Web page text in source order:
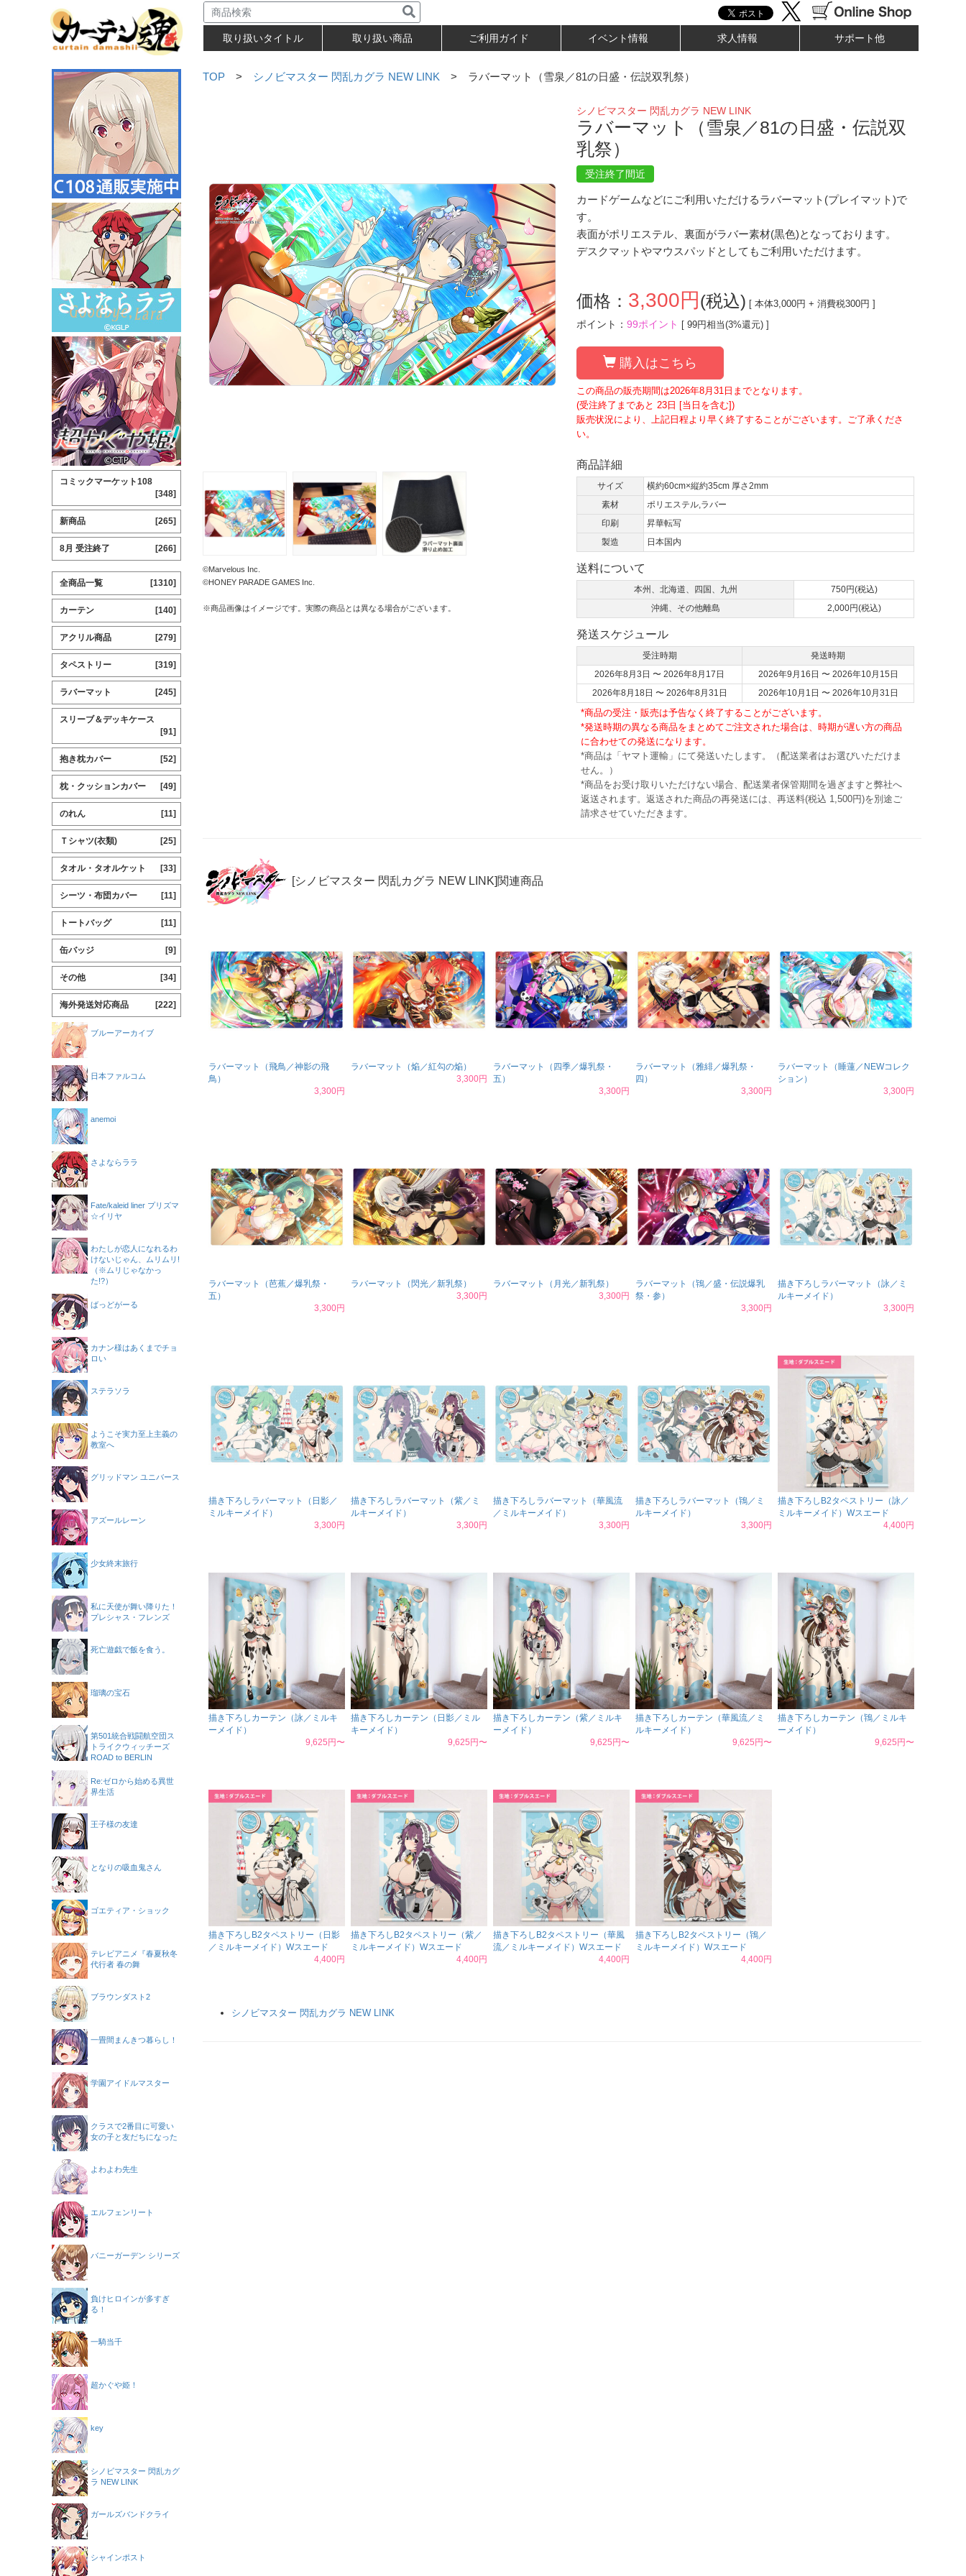
取り扱いタイトル 取り扱い商品 ご利用ガイド イベント情報 求人情報 サポート他
TOP > シノビマスター 閃乱カグラ NEW LINK > ラバーマット（雪泉／81の日盛・伝説双乳祭）
©Marvelous Inc.
©HONEY PARADE GAMES Inc.
※商品画像はイメージです。実際の商品とは異なる場合がございます。
シノビマスター 閃乱カグラ NEW LINK
ラバーマット（雪泉／81の日盛・伝説双
乳祭）
受注終了間近
カードゲームなどにご利用いただけるラバーマット(プレイマット)で
す。
表面がポリエステル、裏面がラバー素材(黒色)となっております。
デスクマットやマウスパッドとしてもご利用いただけます。
価格： 3,300円 (税込) [ 本体3,000円 + 消費税300円 ]
ポイント： 99ポイント [ 99円相当(3%還元) ]
購入はこちら
この商品の販売期間は2026年8月31日までとなります。
(受注終了まであと 23日 [当日を含む])
販売状況により、上記日程より早く終了することがございます。ご了承くださ
い。
商品詳細
サイズ
横約60cm×縦約35cm 厚さ2mm
素材
ポリエステル,ラバー
印刷
昇華転写
製造
日本国内
送料について
本州、北海道、四国、九州
750円(税込)
沖縄、その他離島
2,000円(税込)
発送スケジュール
受注時期
発送時期
2026年8月3日 〜 2026年8月17日
2026年9月16日 〜 2026年10月15日
2026年8月18日 〜 2026年8月31日
2026年10月1日 〜 2026年10月31日
*商品の受注・販売は予告なく終了することがございます。
*発送時期の異なる商品をまとめてご注文された場合は、時期が遅い方の商品
に合わせての発送になります。
*商品は「ヤマト運輸」にて発送いたします。（配送業者はお選びいただけま
せん。）
*商品をお受け取りいただけない場合、配送業者保管期間を過ぎますと弊社へ
返送されます。返送された商品の再発送には、再送料(税込 1,500円)を別途ご
請求させていただきます。
[シノビマスター 閃乱カグラ NEW LINK]関連商品
ラバーマット（飛鳥／神影の飛
鳥）
3,300円
ラバーマット（焔／紅勾の焔）
3,300円
ラバーマット（四季／爆乳祭・
五）
3,300円
ラバーマット（雅緋／爆乳祭・
四）
3,300円
ラバーマット（睡蓮／NEWコレク
ション）
3,300円
ラバーマット（芭蕉／爆乳祭・
五）
3,300円
ラバーマット（閃光／新乳祭）
3,300円
ラバーマット（月光／新乳祭）
3,300円
ラバーマット（鴇／盛・伝説爆乳
祭・参）
3,300円
描き下ろしラバーマット（詠／ミ
ルキーメイド）
3,300円
描き下ろしラバーマット（日影／
ミルキーメイド）
3,300円
描き下ろしラバーマット（紫／ミ
ルキーメイド）
3,300円
描き下ろしラバーマット（華風流
／ミルキーメイド）
3,300円
描き下ろしラバーマット（鴇／ミ
ルキーメイド）
3,300円
描き下ろしB2タペストリー（詠／
ミルキーメイド）Wスエード
4,400円
描き下ろしカーテン（詠／ミルキ
ーメイド）
9,625円〜
描き下ろしカーテン（日影／ミル
キーメイド）
9,625円〜
描き下ろしカーテン（紫／ミルキ
ーメイド）
9,625円〜
描き下ろしカーテン（華風流／ミ
ルキーメイド）
9,625円〜
描き下ろしカーテン（鴇／ミルキ
ーメイド）
9,625円〜
描き下ろしB2タペストリー（日影
／ミルキーメイド）Wスエード
4,400円
描き下ろしB2タペストリー（紫／
ミルキーメイド）Wスエード
4,400円
描き下ろしB2タペストリー（華風
流／ミルキーメイド）Wスエード
4,400円
描き下ろしB2タペストリー（鴇／
ミルキーメイド）Wスエード
4,400円
シノビマスター 閃乱カグラ NEW LINK
コミックマーケット108
[348]
新商品 [265]
8月 受注終了 [266]
全商品一覧 [1310]
カーテン [140]
アクリル商品 [279]
タペストリー [319]
ラバーマット [245]
スリーブ＆デッキケース
[91]
抱き枕カバー [52]
枕・クッションカバー [49]
のれん [11]
Ｔシャツ(衣類) [25]
タオル・タオルケット [33]
シーツ・布団カバー [11]
トートバッグ [11]
缶バッジ [9]
その他 [34]
海外発送対応商品 [222]
ブルーアーカイブ
日本ファルコム
anemoi
さよならララ
Fate/kaleid liner プリズマ
☆イリヤ
わたしが恋人になれるわ
けないじゃん、ムリムリ!
（※ムリじゃなかっ
た!?）
ばっどがーる
カナン様はあくまでチョ
ロい
ステラソラ
ようこそ実力至上主義の
教室へ
グリッドマン ユニバース
アズールレーン
少女終末旅行
私に天使が舞い降りた！
プレシャス・フレンズ
死亡遊戯で飯を食う。
瑠璃の宝石
第501統合戦闘航空団ス
トライクウィッチーズ
ROAD to BERLIN
Re:ゼロから始める異世
界生活
王子様の友達
となりの吸血鬼さん
ゴエティア・ショック
テレビアニメ『春夏秋冬
代行者 春の舞
ブラウンダスト2
一畳間まんきつ暮らし！
学園アイドルマスター
クラスで2番目に可愛い
女の子と友だちになった
よわよわ先生
エルフェンリート
バニーガーデン シリーズ
負けヒロインが多すぎ
る！
一騎当千
超かぐや姫！
key
シノビマスター 閃乱カグ
ラ NEW LINK
ガールズバンドクライ
シャインポスト